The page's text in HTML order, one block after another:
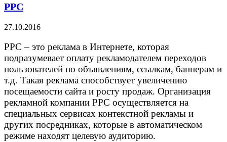
PPC
27.10.2016
PPC – это реклама в Интернете, которая
подразумевает оплату рекламодателем переходов
пользователей по объявлениям, ссылкам, баннерам и
т.д. Такая реклама способствует увеличению
посещаемости сайта и росту продаж. Организация
рекламной компании PPC осуществляется на
специальных сервисах контекстной рекламы и
других посредниках, которые в автоматическом
режиме находят целевую аудиторию.